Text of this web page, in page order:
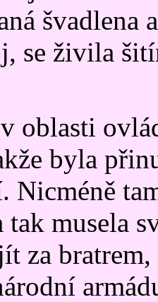
švadlena
se živila
oblasti
byla
Nicméně
tak musela
za